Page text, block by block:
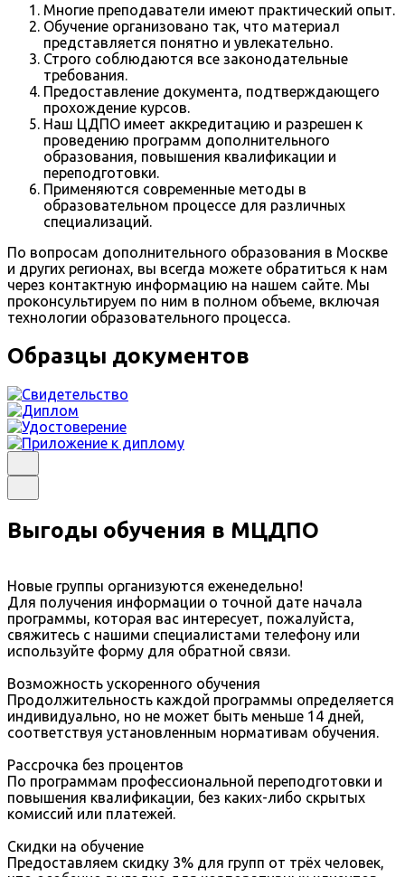
Многие преподаватели имеют практический опыт.
Обучение организовано так, что материал
представляется понятно и увлекательно.
Строго соблюдаются все законодательные
требования.
Предоставление документа, подтверждающего
прохождение курсов.
Наш ЦДПО имеет аккредитацию и разрешен к
проведению программ дополнительного
образования, повышения квалификации и
переподготовки.
Применяются современные методы в
образовательном процессе для различных
специализаций.
По вопросам дополнительного образования в Москве
и других регионах, вы всегда можете обратиться к нам
через контактную информацию на нашем сайте. Мы
проконсультируем по ним в полном объеме, включая
технологии образовательного процесса.
Образцы документов
Выгоды обучения в МЦДПО
Новые группы организуются еженедельно!
Для получения информации о точной дате начала
программы, которая вас интересует, пожалуйста,
свяжитесь с нашими специалистами телефону или
используйте форму для обратной связи.
Возможность ускоренного обучения
Продолжительность каждой программы определяется
индивидуально, но не может быть меньше 14 дней,
соответствуя установленным нормативам обучения.
Рассрочка без процентов
По программам профессиональной переподготовки и
повышения квалификации, без каких-либо скрытых
комиссий или платежей.
Скидки на обучение
Предоставляем скидку 3% для групп от трёх человек,